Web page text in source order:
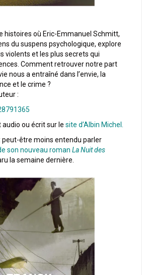
histoires où Eric-Emmanuel Schmitt,
du suspens psychologique, explore
violents et les plus secrets qui
Comment retrouver notre part
nous a entraîné dans l’envie, la
et le crime ?
:
ou écrit sur le site d’Albin Michel.
peut-être moins entendu parler
son nouveau roman La Nuit des
la semaine dernière.